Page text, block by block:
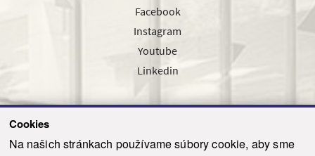
Cookies
Na našich stránkach používame súbory cookie, aby sme
Facebook
Instagram
Youtube
Linkedin